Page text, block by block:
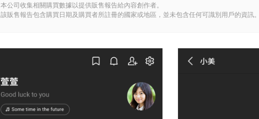
本公司收集相關購買數據以提供販售報告給內容創作者。
該販售報告包含購買日期及購買者所註冊的國家或地區，並未包含任何可識別用戶的資訊。